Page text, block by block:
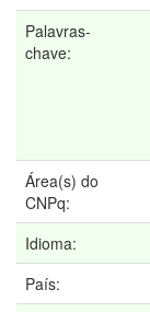
Palavras-
chave:
Área(s) do
CNPq:
Idioma:
País: